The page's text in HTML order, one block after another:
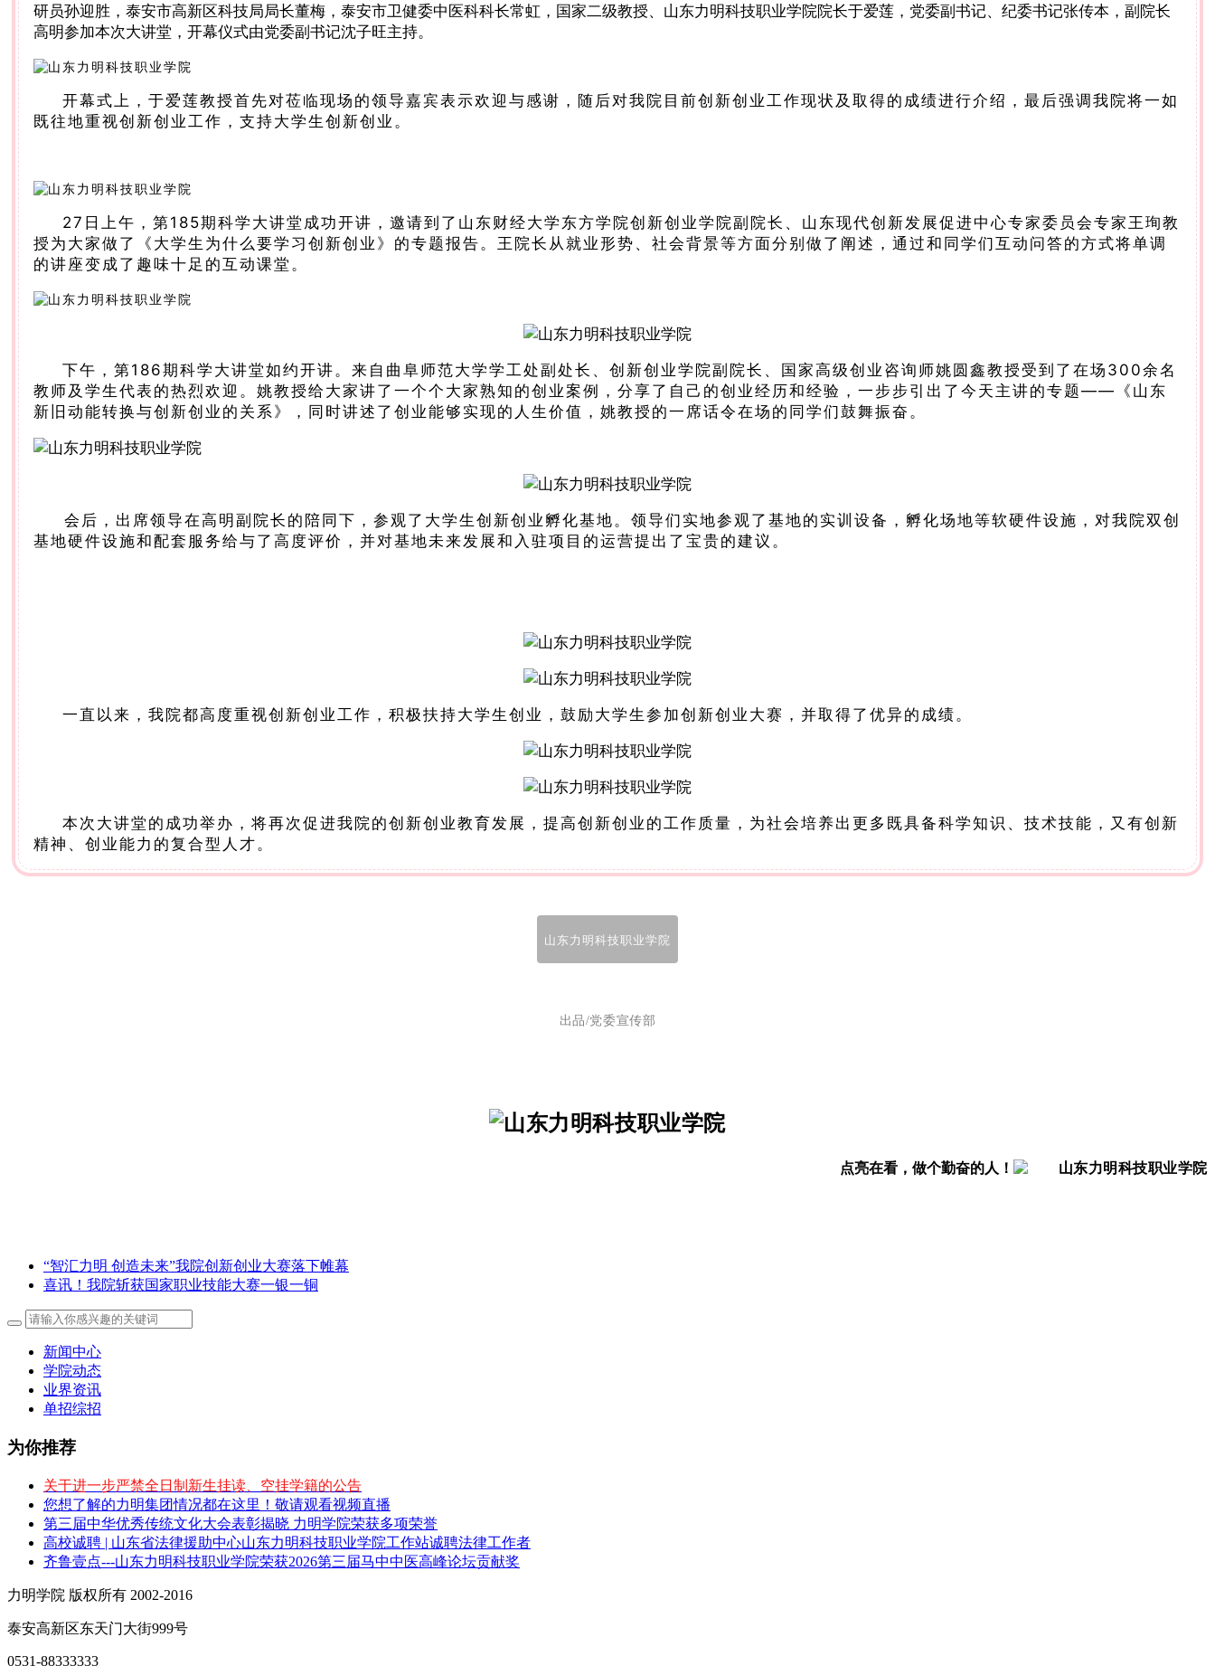
研员孙迎胜，泰安市高新区科技局局长董梅，泰安市卫健委中医科科长常虹，国家二级教授、山东力明科技职业学院院长于爱莲，党委副书记、纪委书记张传本，副院长
高明参加本次大讲堂，开幕仪式由党委副书记沈子旺主持。
开幕式上，于爱莲教授首先对莅临现场的领导嘉宾表示欢迎与感谢，随后对我院目前创新创业工作现状及取得的成绩进行介绍，最后强调我院将一如
既往地重视创新创业工作，支持大学生创新创业。
27日上午，第185期科学大讲堂成功开讲，邀请到了山东财经大学东方学院创新创业学院副院长、山东现代创新发展促进中心专家委员会专家王珣教
授为大家做了《大学生为什么要学习创新创业》的专题报告。王院长从就业形势、社会背景等方面分别做了阐述，通过和同学们互动问答的方式将单调
的讲座变成了趣味十足的互动课堂。
下午，第186期科学大讲堂如约开讲。来自曲阜师范大学学工处副处长、创新创业学院副院长、国家高级创业咨询师姚圆鑫教授受到了在场300余名
教师及学生代表的热烈欢迎。姚教授给大家讲了一个个大家熟知的创业案例，分享了自己的创业经历和经验，一步步引出了今天主讲的专题——《山东
新旧动能转换与创新创业的关系》，同时讲述了创业能够实现的人生价值，姚教授的一席话令在场的同学们鼓舞振奋。
会后，出席领导在高明副院长的陪同下，参观了大学生创新创业孵化基地。领导们实地参观了基地的实训设备，孵化场地等软硬件设施，对我院双创
基地硬件设施和配套服务给与了高度评价，并对基地未来发展和入驻项目的运营提出了宝贵的建议。
一直以来，我院都高度重视创新创业工作，积极扶持大学生创业，鼓励大学生参加创新创业大赛，并取得了优异的成绩。
本次大讲堂的成功举办，将再次促进我院的创新创业教育发展，提高创新创业的工作质量，为社会培养出更多既具备科学知识、技术技能，又有创新
精神、创业能力的复合型人才。
山东力明科技职业学院
出品/党委宣传部
点亮在看，做个勤奋的人！
“智汇力明 创造未来”我院创新创业大赛落下帷幕
喜讯！我院斩获国家职业技能大赛一银一铜
新闻中心
学院动态
业界资讯
单招综招
为你推荐
关于进一步严禁全日制新生挂读、空挂学籍的公告
您想了解的力明集团情况都在这里！敬请观看视频直播
第三届中华优秀传统文化大会表彰揭晓 力明学院荣获多项荣誉
高校诚聘 | 山东省法律援助中心山东力明科技职业学院工作站诚聘法律工作者
齐鲁壹点---山东力明科技职业学院荣获2026第三届马中中医高峰论坛贡献奖
力明学院 版权所有 2002-2016
泰安高新区东天门大街999号
0531-88333333